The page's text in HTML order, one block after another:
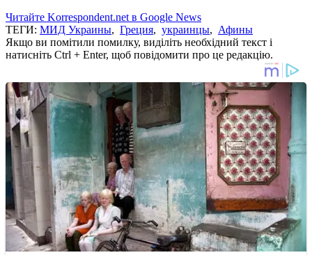
Читайте Korrespondent.net в Google News
ТЕГИ: МИД Украины, Греция, украинцы, Афины
Якщо ви помітили помилку, виділіть необхідний текст і
натисніть Ctrl + Enter, щоб повідомити про це редакцію.